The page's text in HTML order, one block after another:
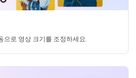
으로 영상 크기를 조정하세요.